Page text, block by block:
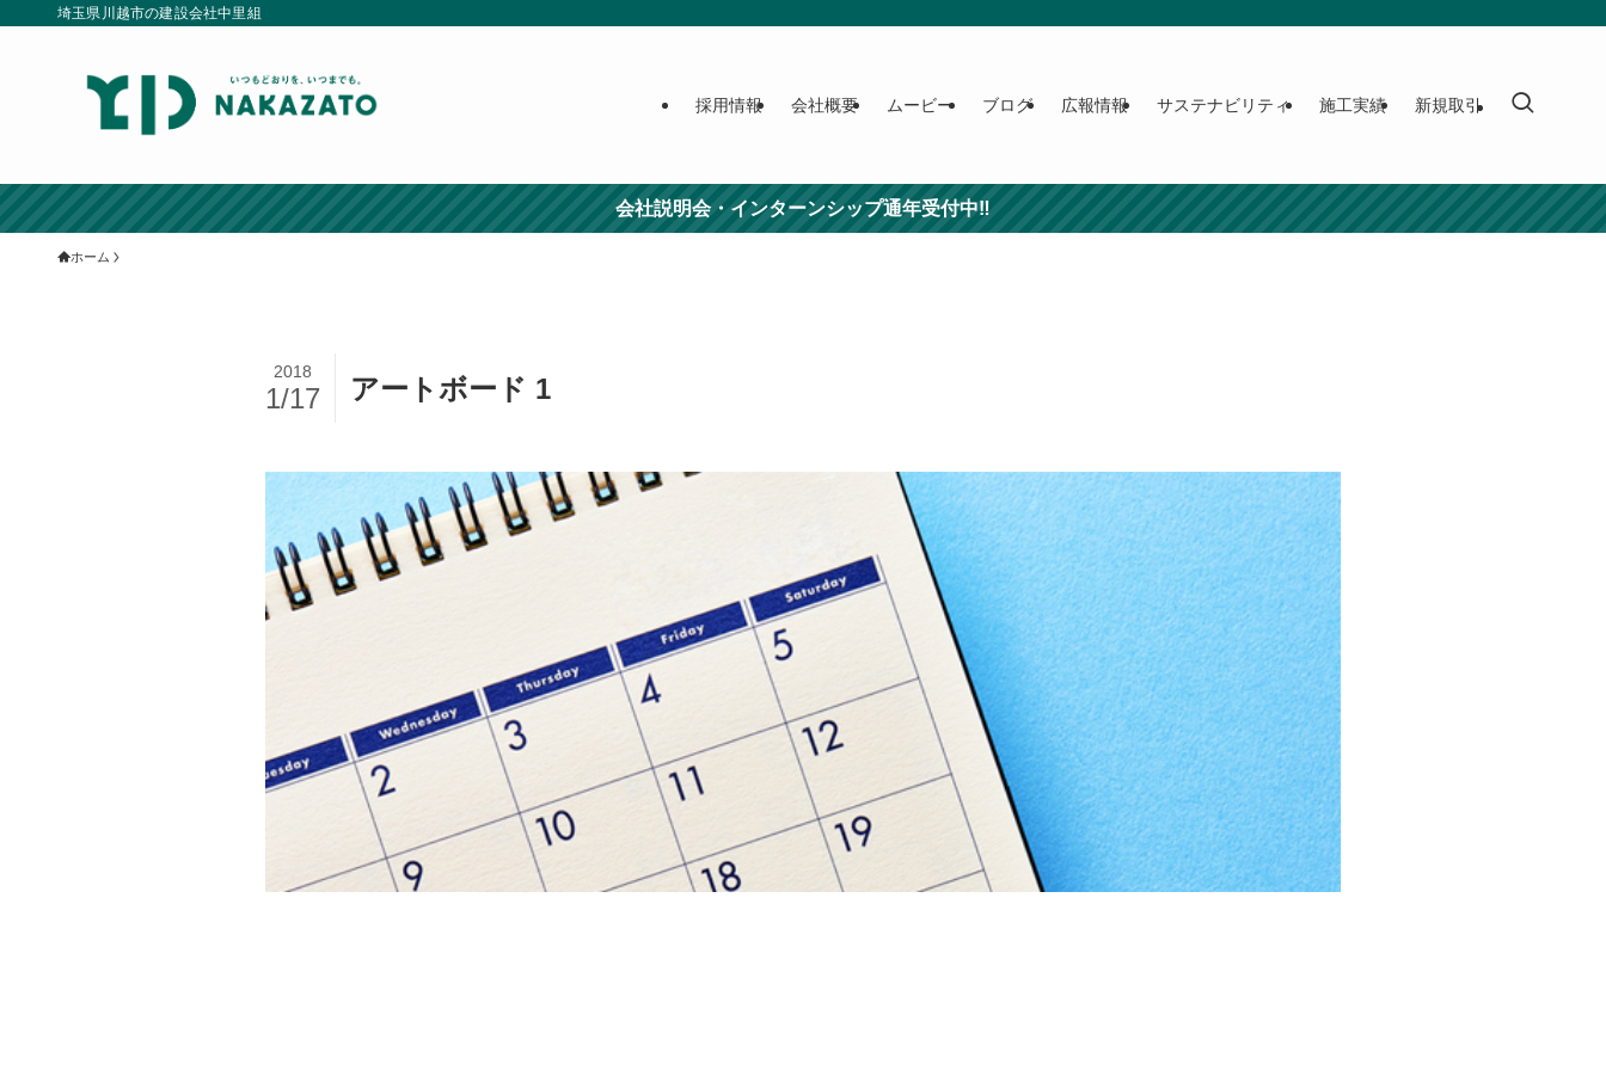
埼玉県川越市の建設会社中里組
採用情報 会社概要 ムービー ブログ 広報情報 サステナビリティ 施工実績 新規取引
会社説明会・インターンシップ通年受付中‼
ホーム
アートボード 1
2018
1/17